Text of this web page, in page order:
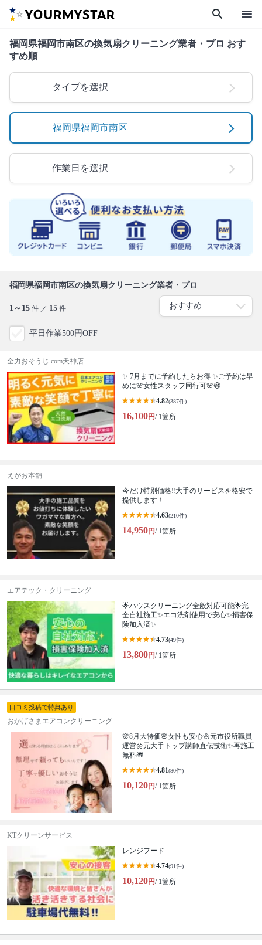
search menu
福岡県福岡市南区の換気扇クリーニング業者・プロ おす
すめ順
タイプを選択
福岡県福岡市南区
作業日を選択
福岡県福岡市南区の換気扇クリーニング業者・プロ
1～15 件 ／ 15 件
平日作業500円OFF
全力おそうじ.com天神店
✨ 7月までに予約したらお得 ✨ご予約は早
めに🌸女性スタッフ同行可🌸😷
4.82(387件)
16,100円/ 1箇所
えがお本舗
今だけ特別価格‼️大手のサービスを格安で
提供します！
4.63(210件)
14,950円/ 1箇所
エアテック・クリーニング
🌟ハウスクリーニング全般対応可能🌟完
全自社施工✨エコ洗剤使用で安心✨損害保
険加入済✨
4.73(49件)
13,800円/ 1箇所
口コミ投稿で特典あり
おかげさまエアコンクリーニング
🌸8月大特価🌸女性も安心🌼元市役所職員
運営🌼元大手トップ講師直伝技術✨再施工
無料🎁
4.81(80件)
10,120円/ 1箇所
KTクリーンサービス
レンジフード
4.74(91件)
10,120円/ 1箇所